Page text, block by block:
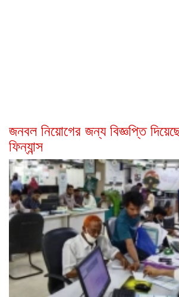
জনবল নিয়োগের জন্য বিজ্ঞপ্তি
ফিন্যান্স